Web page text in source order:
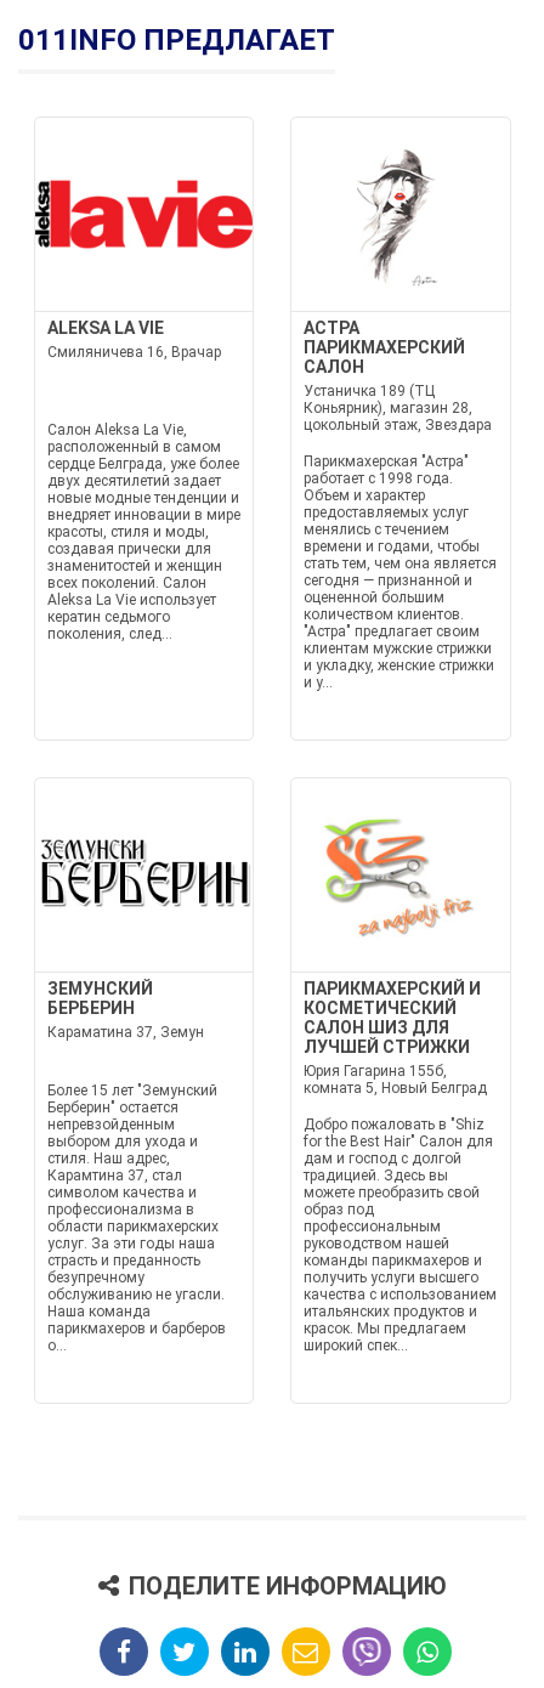
011INFO ПРЕДЛАГАЕТ
ALEKSA LA VIE
Смиляничева 16, Врачар
Салон Aleksa La Vie,
расположенный в самом
сердце Белграда, уже более
двух десятилетий задает
новые модные тенденции и
внедряет инновации в мире
красоты, стиля и моды,
создавая прически для
знаменитостей и женщин
всех поколений. Салон
Aleksa La Vie использует
кератин седьмого
поколения, след...
АСТРА
ПАРИКМАХЕРСКИЙ
САЛОН
Устаничка 189 (ТЦ
Коньярник), магазин 28,
цокольный этаж, Звездара
Парикмахерская "Астра"
работает с 1998 года.
Объем и характер
предоставляемых услуг
менялись с течением
времени и годами, чтобы
стать тем, чем она является
сегодня — признанной и
оцененной большим
количеством клиентов.
"Астра" предлагает своим
клиентам мужские стрижки
и укладку, женские стрижки
и у...
ЗЕМУНСКИЙ
БЕРБЕРИН
Караматина 37, Земун
Более 15 лет "Земунский
Берберин" остается
непревзойденным
выбором для ухода и
стиля. Наш адрес,
Карамтина 37, стал
символом качества и
профессионализма в
области парикмахерских
услуг. За эти годы наша
страсть и преданность
безупречному
обслуживанию не угасли.
Наша команда
парикмахеров и барберов
о...
ПАРИКМАХЕРСКИЙ И
КОСМЕТИЧЕСКИЙ
САЛОН ШИЗ ДЛЯ
ЛУЧШЕЙ СТРИЖКИ
Юрия Гагарина 155б,
комната 5, Новый Белград
Добро пожаловать в "Shiz
for the Best Hair" Салон для
дам и господ с долгой
традицией. Здесь вы
можете преобразить свой
образ под
профессиональным
руководством нашей
команды парикмахеров и
получить услуги высшего
качества с использованием
итальянских продуктов и
красок. Мы предлагаем
широкий спек...
ПОДЕЛИТЕ ИНФОРМАЦИЮ